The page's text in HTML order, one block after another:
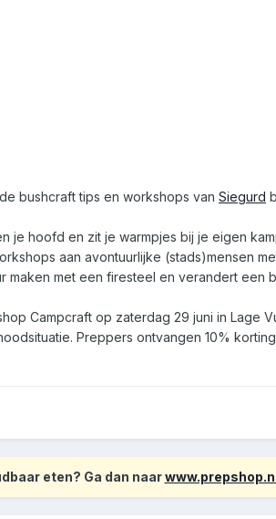
bushcraft tips en workshops van Siegurd
hoofd en zit je warmpjes bij je eigen
aan avontuurlijke (stads)mensen
met een firesteel en verandert een
Campcraft op zaterdag 29 juni in Lage
Preppers ontvangen 10%
eten? Ga dan naar